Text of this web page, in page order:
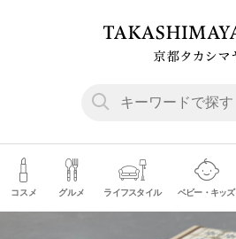
コスメ グルメ ライフスタイル ベビー・キッズ